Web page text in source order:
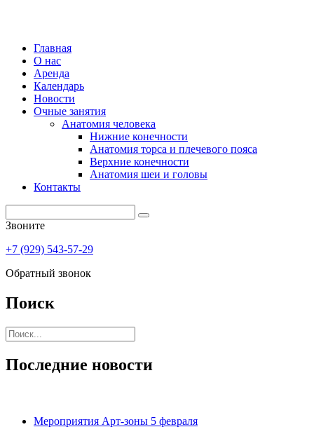
Главная
О нас
Аренда
Календарь
Новости
Очные занятия
Анатомия человека
Нижние конечности
Анатомия торса и плечевого пояса
Верхние конечности
Анатомия шеи и головы
Контакты
Звоните
+7 (929) 543-57-29
Обратный звонок
Поиск
Последние новости
Мероприятия Арт-зоны 5 февраля